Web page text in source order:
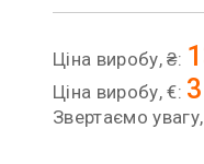
Ціна виробу, ₴:
Ціна виробу, €: 3
Звертаємо